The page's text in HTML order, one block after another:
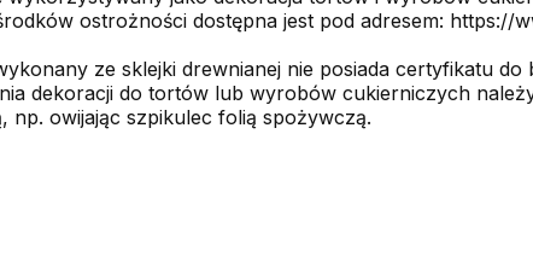
ostrożności dostępna jest pod adresem: https://
ze sklejki drewnianej nie posiada certyfikatu
dekoracji do tortów lub wyrobów cukierniczych
np. owijając szpikulec folią spożywczą.